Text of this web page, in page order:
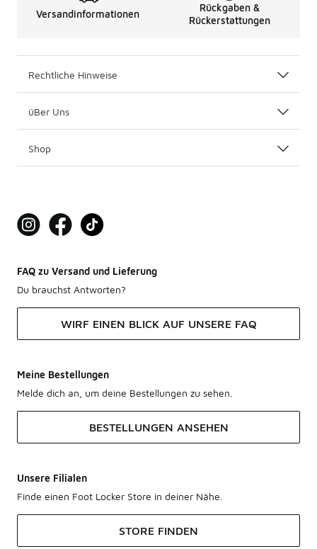
Versandinformationen
Rückgaben &
Rückerstattungen
Rechtliche Hinweise
üBer Uns
Shop
FAQ zu Versand und Lieferung
Du brauchst Antworten?
WIRF EINEN BLICK AUF UNSERE FAQ
Meine Bestellungen
Melde dich an, um deine Bestellungen zu sehen.
BESTELLUNGEN ANSEHEN
Unsere Filialen
Finde einen Foot Locker Store in deiner Nähe.
STORE FINDEN